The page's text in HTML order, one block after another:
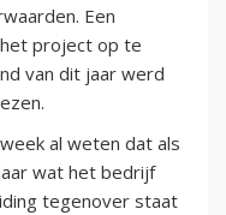
Een
project op te
van dit jaar werd
al weten dat als
wat het bedrijf
tegenover staat